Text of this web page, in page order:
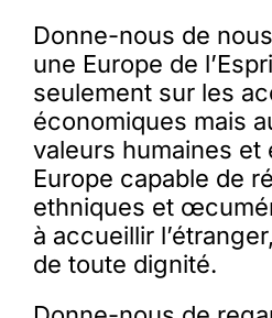
Donne-nous de
une Europe de
seulement sur les
économiques mais
valeurs humaines et
Europe capable de
ethniques et
à accueillir
de toute dignité.